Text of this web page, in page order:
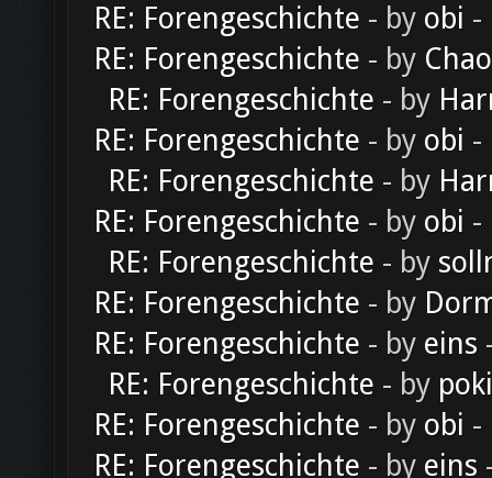
RE: Forengeschichte - by obi -
RE: Forengeschichte - by
RE: Forengeschichte - by
RE: Forengeschichte - by obi -
RE: Forengeschichte - by
RE: Forengeschichte - by obi -
RE: Forengeschichte - by
RE: Forengeschichte - by
RE: Forengeschichte - by eins
RE: Forengeschichte - by
RE: Forengeschichte - by obi -
RE: Forengeschichte - by eins